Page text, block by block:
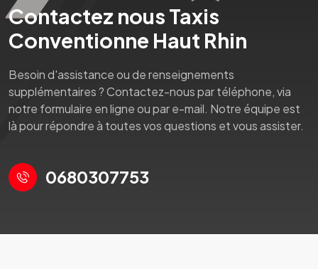
Contactez nous Taxis
Conventionne Haut Rhin
Besoin d'assistance ou de renseignements
supplémentaires ? Contactez-nous par téléphone, via
notre formulaire en ligne ou par e-mail. Notre équipe est
là pour répondre à toutes vos questions et vous assister.
0680307753